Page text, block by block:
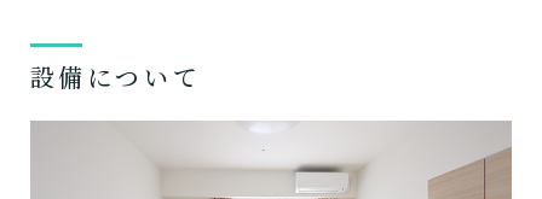
設備について